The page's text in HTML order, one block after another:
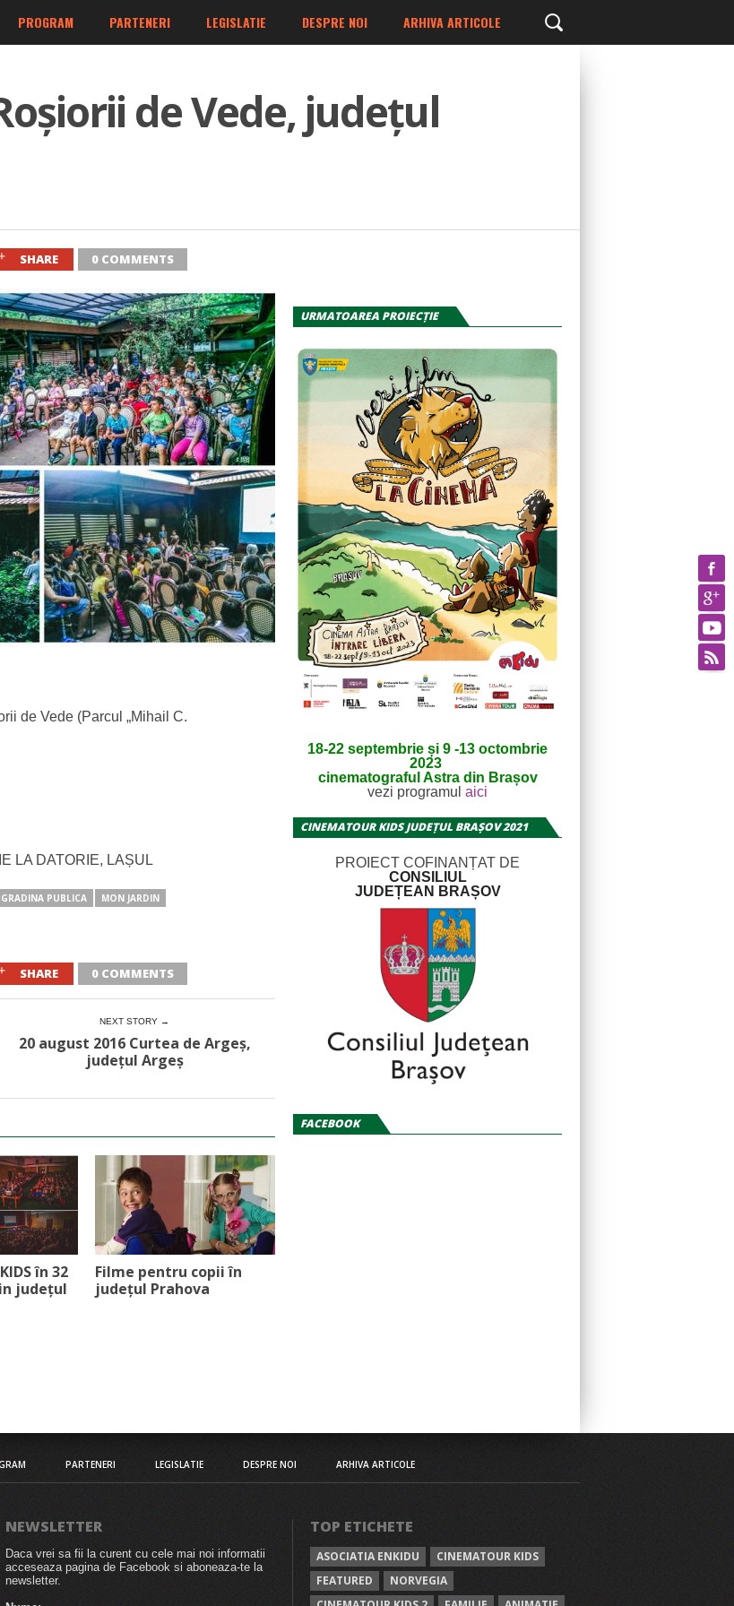
PROGRAM PARTENERI LEGISLATIE DESPRE NOI ARHIVA ARTICOLE
de Vede, județul
SHARE 0 COMMENTS
de Vede (Parcul „Mihail C.
LA DATORIE, LAȘUL
GRADINA PUBLICA
MON JARDIN
SHARE 0 COMMENTS
NEXT STORY →
20 august 2016 Curtea de Argeș,
județul Argeș
în 32
județul
Filme pentru copii în
județul Prahova
URMATOAREA PROIECŢIE
18-22 septembrie și 9 -13 octombrie
2023
cinematograful Astra din Brașov
vezi programul aici
CINEMATOUR KIDS JUDEȚUL BRAȘOV 2021
PROIECT COFINANȚAT DE
CONSILIUL
JUDEȚEAN BRAȘOV
FACEBOOK
PARTENERI LEGISLATIE DESPRE NOI ARHIVA ARTICOLE
NEWSLETTER
Daca vrei sa fii la curent cu cele mai noi informatii
acceseaza pagina de Facebook si aboneaza-te la
newsletter.
TOP ETICHETE
ASOCIATIA ENKIDU
CINEMATOUR KIDS
FEATURED
NORVEGIA